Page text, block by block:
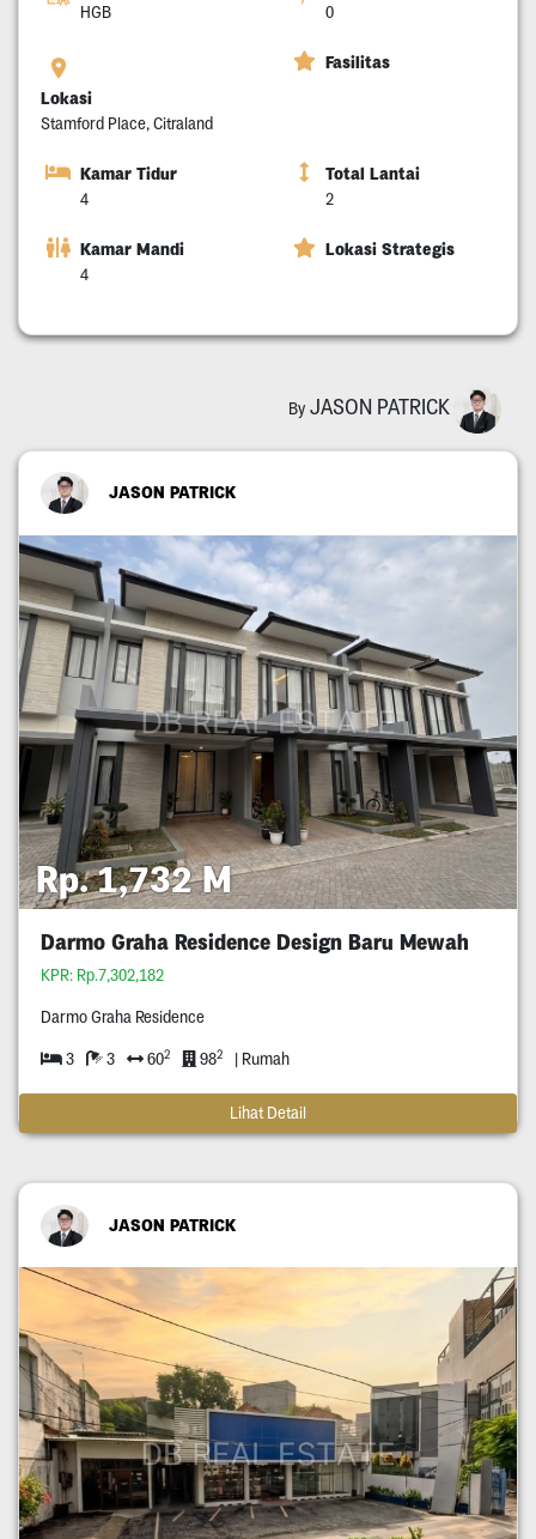
HGB 0
Lokasi
Stamford Place, Citraland
Fasilitas
Kamar Tidur
4
Total Lantai
2
Kamar Mandi
4
Lokasi Strategis
By JASON PATRICK
JASON PATRICK
Rp. 1,732 M
Darmo Graha Residence Design Baru Mewah
KPR: Rp.7,302,182
Darmo Graha Residence
3 3 602 982 | Rumah
Lihat Detail
JASON PATRICK